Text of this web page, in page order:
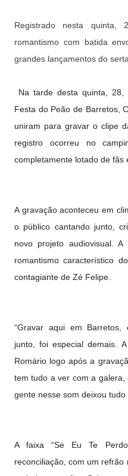
Registrado nesta quinta,
romantismo com batida
grandes lançamentos do
Na tarde desta quinta,
Festa do Peão de Barretos,
uniram para gravar o clipe
registro ocorreu no
completamente lotado de fãs
A gravação aconteceu em
o público cantando junto,
novo projeto audiovisual.
romantismo característico
contagiante de Zé Felipe.
“Gravar aqui em
junto, foi especial demais.
Romário logo após a
tem tudo a ver com a
gente nesse som deixou tudo
A faixa “Se Eu Te
reconciliação, com um